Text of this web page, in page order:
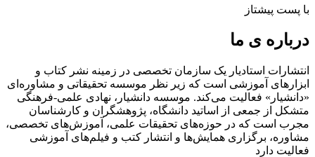
با پست پیشتاز
درباره ی ما
انتشارات استادیار یک سازمان تخصصی در زمینه نشر کتاب و
ابزارهای آموزشی است که زیر نظر موسسه تحقیقاتی و مشاوره‌ای
«دانشیار» فعالیت می‌کند. موسسه دانشیار، نهادی علمی-فرهنگی
متشکل از جمعی از اساتید دانشگاه، پژوهشگران و کارشناسان
مجرب است که در حوزه‌های تحقیقات علمی، آموزش‌های تخصصی،
مشاوره، برگزاری همایش‌ها و انتشار کتب و فیلم‌های آموزشی
فعالیت دارد